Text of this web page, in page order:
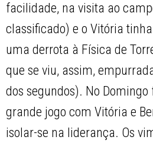
facilidade, na visita ao
classificado) e o Vitória
uma derrota à Física de
que se viu, assim,
dos segundos). No Domingo
grande jogo com Vitória e
isolar-se na liderança. Os